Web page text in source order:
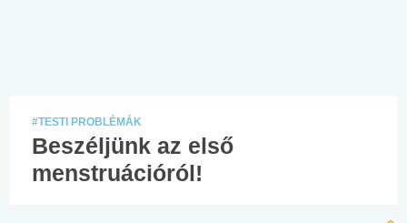
#TESTI PROBLÉMÁK
Beszéljünk az első
menstruációról!